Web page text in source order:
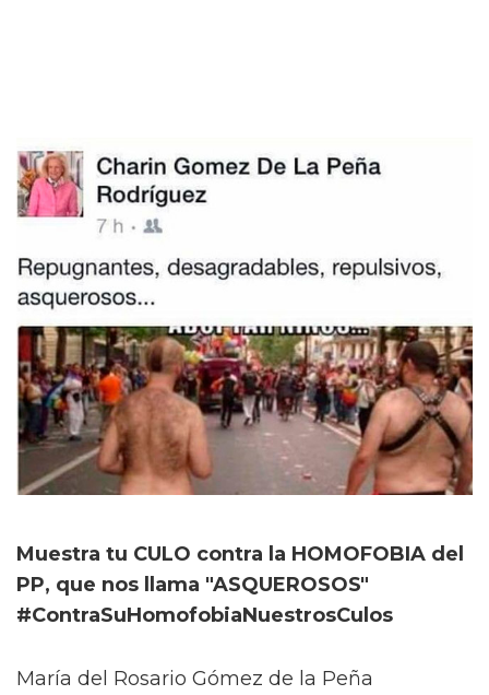
Muestra tu CULO contra la HOMOFOBIA del
PP, que nos llama "ASQUEROSOS"
#ContraSuHomofobiaNuestrosCulos
María del Rosario Gómez de la Peña